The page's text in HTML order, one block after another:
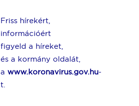
Friss hírekért,
információért
figyeld a híreket,
és a kormány oldalát,
a www.koronavirus.gov.hu-
t.